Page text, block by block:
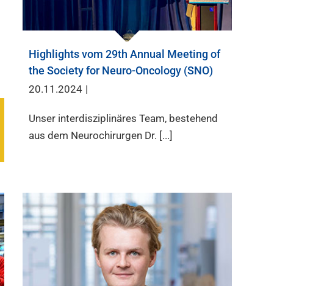
Highlights vom 29th Annual Meeting of
the Society for Neuro-Oncology (SNO)
20.11.2024 |
Unser interdisziplinäres Team, bestehend
aus dem Neurochirurgen Dr. [...]